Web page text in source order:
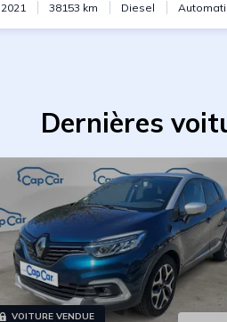
2021 38153 km Diesel
Dernières
VOITURE VENDUE